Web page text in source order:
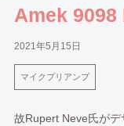
Amek 9098
2021年5月15日
マイクプリアンプ
故Rupert Neve氏が